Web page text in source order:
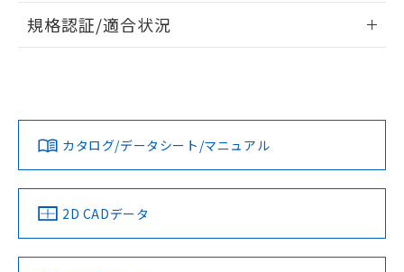
ログイン/会員登録
ダウンロードデータをご利用いただく前に、以下を必ずお読
みください。
ソフトウェアの使用条件
EU RoHS 注意事項・凡例
対応済み
中国 RoHS 注意事項・凡例
規格認証/適合状況
LR型式承認
（イギリス
船舶規格）
DNV型式承認
（ノルウェー
BV型式承認
（フランス
KR型式
（韓国
No No No No
カタログ/データシート/マニュアル
2D CADデータ